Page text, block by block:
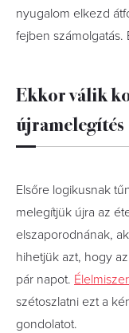
nyugalom elkezd
fejben számolgatás.
Ekkor válik
újramelegítés
Elsőre logikusnak
melegítjük újra az
elszaporodnának,
hihetjük azt, hogy
pár napot.
szétoszlatni ezt a
gondolatot.